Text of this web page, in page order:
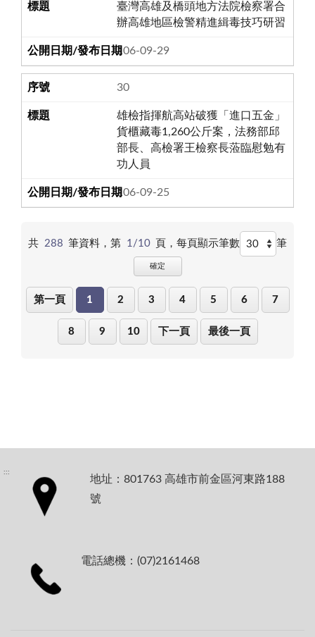
臺灣高雄及橋頭地方法院檢察署合
辦高雄地區檢警精進緝毒技巧研習
106-09-29
30
雄檢指揮航高站破獲「進口五金」
貨櫃藏毒1,260公斤案，法務部邱
部長、高檢署王檢察長蒞臨慰勉有
功人員
106-09-25
共 288 筆資料，第 1/10 頁，每頁顯示筆數 筆
確定
第一頁 1 2 3 4 5 6 7
8 9 10 下一頁 最後一頁
:::
地址：801763 高雄市前金區河東路188
號
電話總機：(07)2161468